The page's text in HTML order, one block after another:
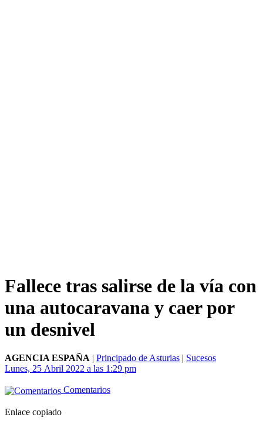
Fallece tras salirse de la vía con
una autocaravana y caer por
un desnivel
AGENCIA ESPAÑA | Principado de Asturias | Sucesos
Lunes, 25 Abril 2022 a las 1:29 pm
Comentarios
Enlace copiado